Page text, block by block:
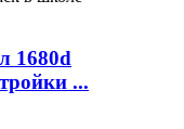
1680d
...